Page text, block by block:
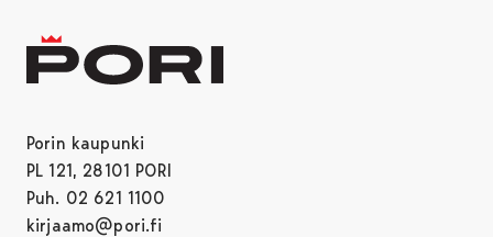
Porin kaupunki
PL 121, 28101 PORI
Puh. 02 621 1100
kirjaamo@pori.fi